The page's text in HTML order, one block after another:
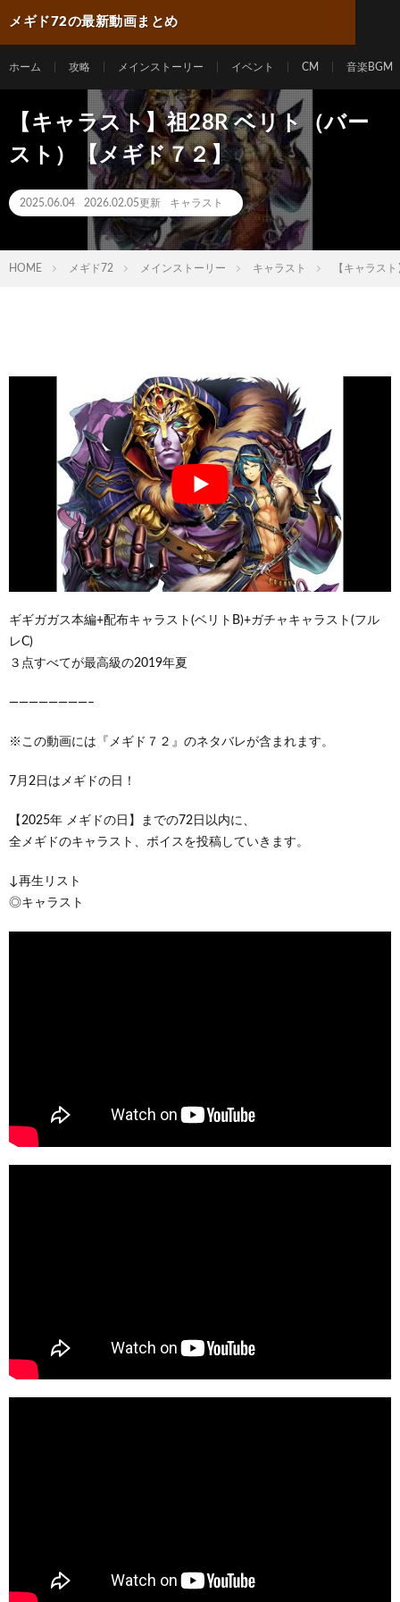
メギド72の最新動画まとめ
ホーム 攻略 メインストーリー イベント CM 音楽BGM
【キャラスト】祖28R ベリト（バー
スト）【メギド７２】
2025.06.04 2026.02.05更新 キャラスト
HOME メギド72 メインストーリー キャラスト 【キャラス
ギギガガス本編+配布キャラスト(ベリトB)+ガチャキャラスト(フル
レC)
３点すべてが最高級の2019年夏
————————–
※この動画には『メギド７２』のネタバレが含まれます。
7月2日はメギドの日！
【2025年 メギドの日】までの72日以内に、
全メギドのキャラスト、ボイスを投稿していきます。
↓再生リスト
◎キャラスト